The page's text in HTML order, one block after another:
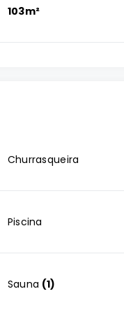
103m²
Churrasqueira
Piscina
Sauna (1)